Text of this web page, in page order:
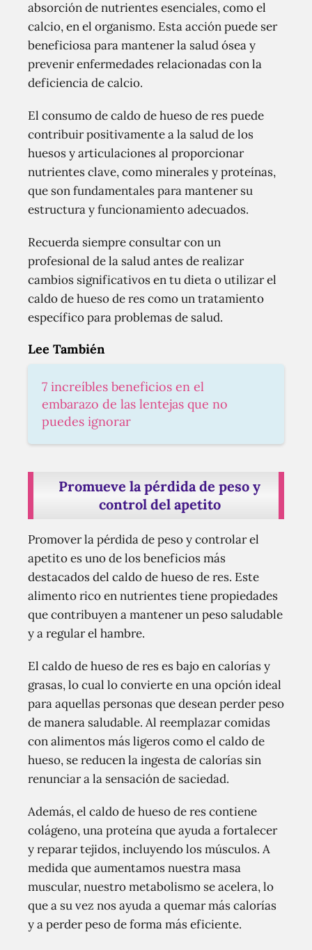
absorción de nutrientes esenciales, como el
calcio, en el organismo. Esta acción puede ser
beneficiosa para mantener la salud ósea y
prevenir enfermedades relacionadas con la
deficiencia de calcio.
El consumo de caldo de hueso de res puede
contribuir positivamente a la salud de los
huesos y articulaciones al proporcionar
nutrientes clave, como minerales y proteínas,
que son fundamentales para mantener su
estructura y funcionamiento adecuados.
Recuerda siempre consultar con un
profesional de la salud antes de realizar
cambios significativos en tu dieta o utilizar el
caldo de hueso de res como un tratamiento
específico para problemas de salud.
Lee También
7 increíbles beneficios en el
embarazo de las lentejas que no
puedes ignorar
Promueve la pérdida de peso y
control del apetito
Promover la pérdida de peso y controlar el
apetito es uno de los beneficios más
destacados del caldo de hueso de res. Este
alimento rico en nutrientes tiene propiedades
que contribuyen a mantener un peso saludable
y a regular el hambre.
El caldo de hueso de res es bajo en calorías y
grasas, lo cual lo convierte en una opción ideal
para aquellas personas que desean perder peso
de manera saludable. Al reemplazar comidas
con alimentos más ligeros como el caldo de
hueso, se reducen la ingesta de calorías sin
renunciar a la sensación de saciedad.
Además, el caldo de hueso de res contiene
colágeno, una proteína que ayuda a fortalecer
y reparar tejidos, incluyendo los músculos. A
medida que aumentamos nuestra masa
muscular, nuestro metabolismo se acelera, lo
que a su vez nos ayuda a quemar más calorías
y a perder peso de forma más eficiente.